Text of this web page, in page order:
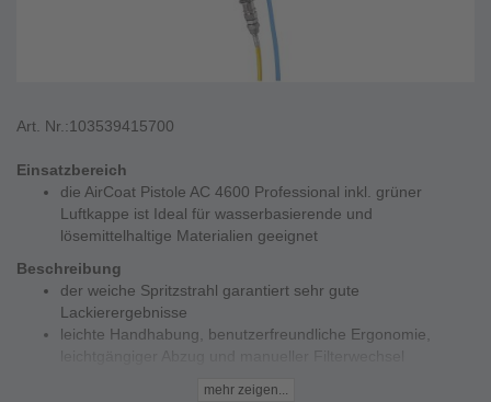
Art. Nr.:103539415700
Einsatzbereich
die AirCoat Pistole AC 4600 Professional inkl. grüner
Luftkappe ist Ideal für wasserbasierende und
lösemittelhaltige Materialien geeignet
Beschreibung
der weiche Spritzstrahl garantiert sehr gute
Lackierergebnisse
leichte Handhabung, benutzerfreundliche Ergonomie,
mehr zeigen...